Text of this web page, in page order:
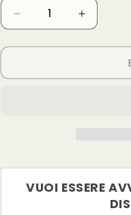
r
a
i
Diminuisci
quantità
per
Rinaldi
Aumenta
quantità
per
Rinaldi
VUOI ESSERE